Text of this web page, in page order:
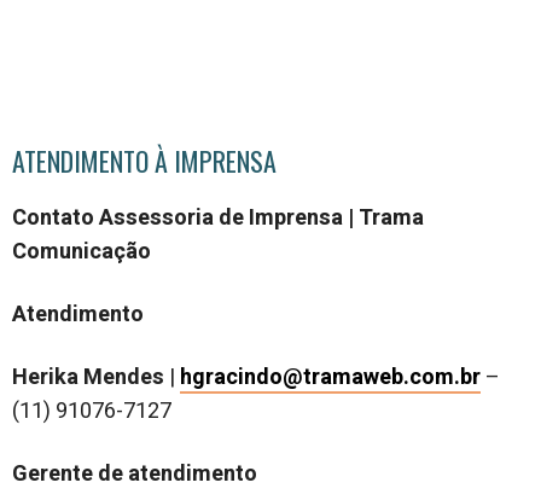
ATENDIMENTO À IMPRENSA
Contato Assessoria de Imprensa | Trama
Comunicação
Atendimento
Herika Mendes | hgracindo@tramaweb.com.br–
(11) 91076-7127
Gerente de atendimento